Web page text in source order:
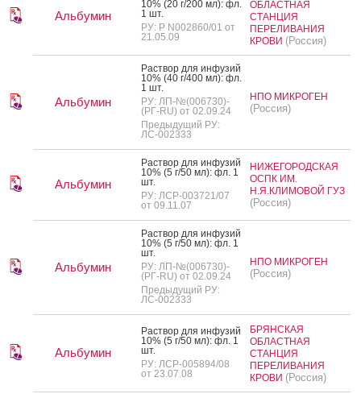
Альбумин
10% (20 г/200 мл): фл.
1 шт.
РУ: Р N002860/01 от
21.05.09
ОБЛАСТНАЯ
СТАНЦИЯ
ПЕРЕЛИВАНИЯ
КРОВИ (Россия)
Альбумин
Рас­твор для ин­фу­зий
10% (40 г/400 мл): фл.
1 шт.
РУ: ЛП-№(006730)-
(РГ-RU) от 02.09.24
Предыдущий РУ:
ЛС-002333
НПО МИКРОГЕН
(Россия)
Альбумин
Рас­твор для ин­фу­зий
10% (5 г/50 мл): фл. 1
шт.
РУ: ЛСР-003721/07
от 09.11.07
НИЖЕГОРОДСКАЯ
ОСПК ИМ.
Н.Я.КЛИМОВОЙ ГУЗ
(Россия)
Альбумин
Рас­твор для ин­фу­зий
10% (5 г/50 мл): фл. 1
шт.
РУ: ЛП-№(006730)-
(РГ-RU) от 02.09.24
Предыдущий РУ:
ЛС-002333
НПО МИКРОГЕН
(Россия)
Альбумин
Рас­твор для ин­фу­зий
10% (5 г/50 мл): фл. 1
шт.
РУ: ЛСР-005894/08
от 23.07.08
БРЯНСКАЯ
ОБЛАСТНАЯ
СТАНЦИЯ
ПЕРЕЛИВАНИЯ
КРОВИ (Россия)